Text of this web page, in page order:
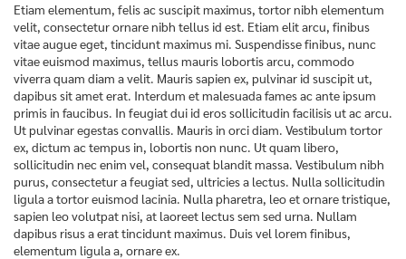
Etiam elementum, felis ac suscipit maximus, tortor nibh elementum
velit, consectetur ornare nibh tellus id est. Etiam elit arcu, finibus
vitae augue eget, tincidunt maximus mi. Suspendisse finibus, nunc
vitae euismod maximus, tellus mauris lobortis arcu, commodo
viverra quam diam a velit. Mauris sapien ex, pulvinar id suscipit ut,
dapibus sit amet erat. Interdum et malesuada fames ac ante ipsum
primis in faucibus. In feugiat dui id eros sollicitudin facilisis ut ac arcu.
Ut pulvinar egestas convallis. Mauris in orci diam. Vestibulum tortor
ex, dictum ac tempus in, lobortis non nunc. Ut quam libero,
sollicitudin nec enim vel, consequat blandit massa. Vestibulum nibh
purus, consectetur a feugiat sed, ultricies a lectus. Nulla sollicitudin
ligula a tortor euismod lacinia. Nulla pharetra, leo et ornare tristique,
sapien leo volutpat nisi, at laoreet lectus sem sed urna. Nullam
dapibus risus a erat tincidunt maximus. Duis vel lorem finibus,
elementum ligula a, ornare ex.